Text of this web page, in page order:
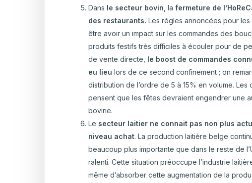
Dans le secteur bovin , la fermeture de
des restaurants.Les règles annoncées pour
être avoir un impact sur les commandes des
produits festifs très difficiles à écouler pour de
de vente directe, le boost de commandes
eu lieu lors de ce second confinement ; on
distribution de l’ordre de 5 à 15% en volume.
pensent que les fêtes devraient engendrer une
bovine.
Le secteur laitier ne connait pas non plus
niveau achat. La production laitière belge
beaucoup plus importante que dans le reste de
ralenti. Cette situation préoccupe l’industrie
même d’absorber cette augmentation de la